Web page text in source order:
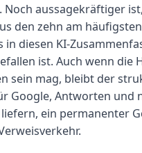
Noch aussagekräftiger
den zehn am
in diesen KI-
ist. Auch wenn die
sein mag, bleibt der
Google, Antworten und
liefern, ein permanenter